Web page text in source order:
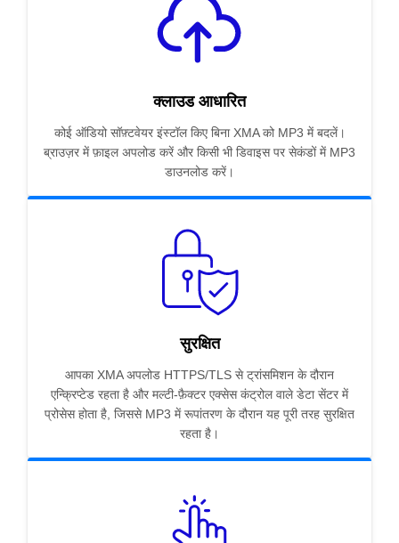
क्लाउड आधारित
कोई ऑडियो सॉफ़्टवेयर इंस्टॉल किए बिना XMA को MP3 में बदलें।
ब्राउज़र में फ़ाइल अपलोड करें और किसी भी डिवाइस पर सेकंडों में MP3
डाउनलोड करें।
सुरक्षित
आपका XMA अपलोड HTTPS/TLS से ट्रांसमिशन के दौरान
एन्क्रिप्टेड रहता है और मल्टी-फ़ैक्टर एक्सेस कंट्रोल वाले डेटा सेंटर में
प्रोसेस होता है, जिससे MP3 में रूपांतरण के दौरान यह पूरी तरह सुरक्षित
रहता है।